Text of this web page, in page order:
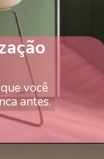
você
antes.